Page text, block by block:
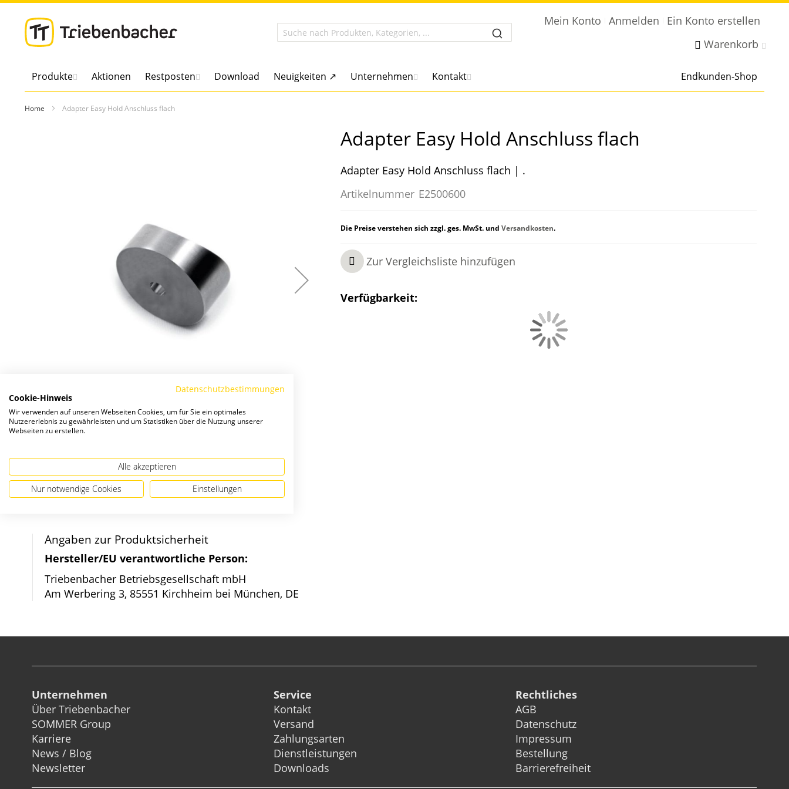
Direkt
zum
Mein Konto Anmelden
Ein Konto erstellen
Warenkorb
Produkte Aktionen Restposten Download Neuigkeiten ↗ Unternehmen Kontakt Endkunden-Shop
Home Adapter Easy Hold Anschluss flach
Zum
Bildergalerie
springen
Adapter Easy Hold Anschluss flach
Adapter Easy Hold Anschluss flach | .
Artikelnummer E2500600
Die Preise verstehen sich zzgl. ges. MwSt. und Versandkosten.
Zur Vergleichsliste hinzufügen
Verfügbarkeit:
Angaben zur Produktsicherheit
Hersteller/EU verantwortliche Person:
Triebenbacher Betriebsgesellschaft mbH
Am Werbering 3, 85551 Kirchheim bei München, DE
Unternehmen
Über Triebenbacher
SOMMER Group
Karriere
News / Blog
Newsletter
Service
Kontakt
Versand
Zahlungsarten
Dienstleistungen
Downloads
Rechtliches
AGB
Datenschutz
Impressum
Bestellung
Barrierefreiheit
Datenschutzbestimmungen
Cookie-Hinweis
Wir verwenden auf unseren Webseiten Cookies, um für Sie ein optimales
Nutzererlebnis zu gewährleisten und um Statistiken über die Nutzung unserer
Webseiten zu erstellen.
Alle akzeptieren
Nur notwendige Cookies Einstellungen